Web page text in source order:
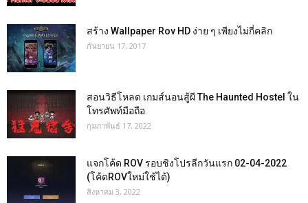
สร้าง Wallpaper Rov HD ง่าย ๆ เพียงไม่กี่คลิก
กันยายน 17, 2017
สอนวิธีโหลด เกมส์นอนสู้ผี The Haunted Hostel ใน
โทรศัพท์มือถือ
กุมภาพันธ์ 17, 2022
แจกโค้ด ROV รอบชิงโปรลีกวันแรก 02-04-2022
(โค้ดROVใหม่ใช้ได้)
สิงหาคม 3, 2022